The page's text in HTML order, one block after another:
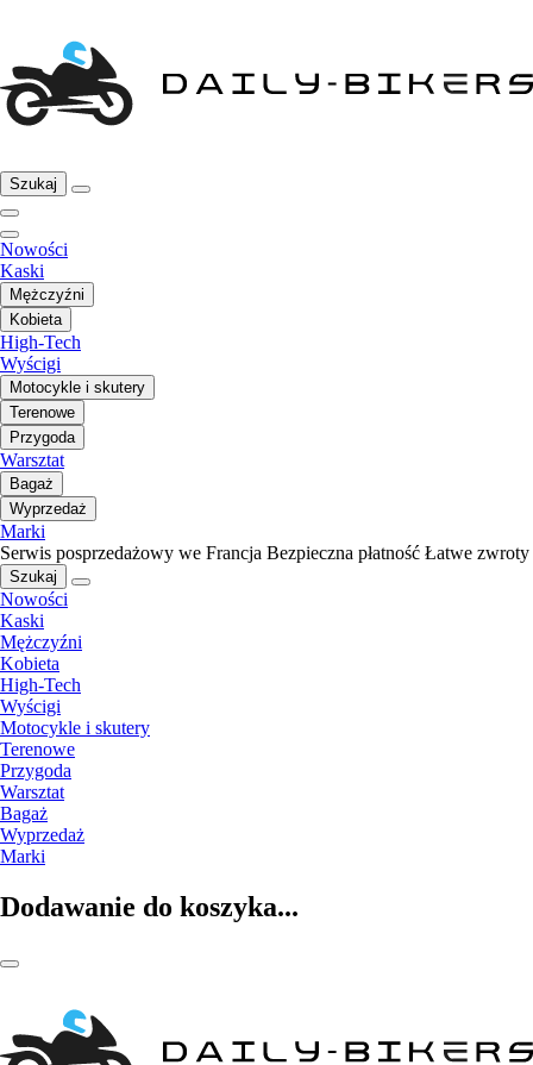
Szukaj
Nowości
Kaski
Mężczyźni
Kobieta
High-Tech
Wyścigi
Motocykle i skutery
Terenowe
Przygoda
Warsztat
Bagaż
Wyprzedaż
Marki
Serwis posprzedażowy we Francja Bezpieczna płatność Łatwe zwroty
Szukaj
Nowości
Kaski
Mężczyźni
Kobieta
High-Tech
Wyścigi
Motocykle i skutery
Terenowe
Przygoda
Warsztat
Bagaż
Wyprzedaż
Marki
Dodawanie do koszyka...